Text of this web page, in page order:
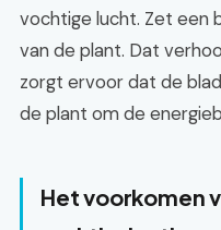
vochtige lucht. Zet een
van de plant. Dat
zorgt ervoor dat de
de plant om de
Het voorkomen